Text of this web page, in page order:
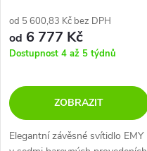
od 5 600,83 Kč bez DPH
od 6 777 Kč
Dostupnost 4 až 5 týdnů
ZOBRAZIT
Elegantní závěsné svítidlo EMY